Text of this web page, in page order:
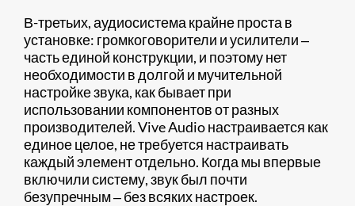
В-третьих, аудиосистема крайне проста в
установке: громкоговорители и усилители ‒
часть единой конструкции, и поэтому нет
необходимости в долгой и мучительной
настройке звука, как бывает при
использовании компонентов от разных
производителей. Vive Audio настраивается как
единое целое, не требуется настраивать
каждый элемент отдельно. Когда мы впервые
включили систему, звук был почти
безупречным ‒ без всяких настроек.